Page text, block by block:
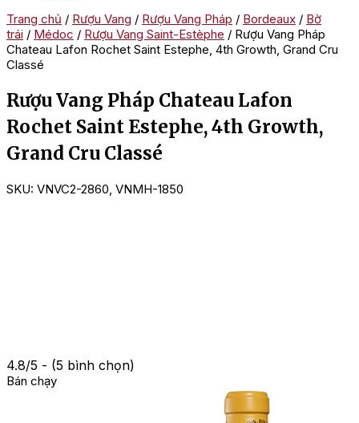
Trang chủ / Rượu Vang / Rượu Vang Pháp / Bordeaux / Bờ
trái / Médoc / Rượu Vang Saint-Estèphe / Rượu Vang Pháp
Chateau Lafon Rochet Saint Estephe, 4th Growth, Grand Cru
Classé
Rượu Vang Pháp Chateau Lafon
Rochet Saint Estephe, 4th Growth,
Grand Cru Classé
SKU: VNVC2-2860, VNMH-1850
4.8/5 - (5 bình chọn)
Bán chạy